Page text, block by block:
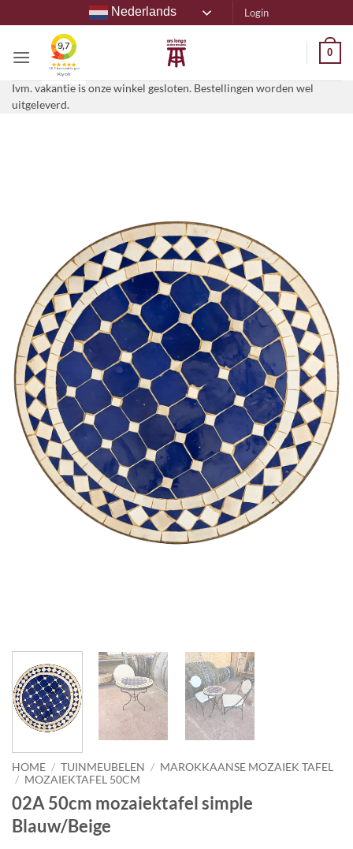
naar
inhoud
Nederlands Login
0
Ivm. vakantie is onze winkel gesloten. Bestellingen worden wel
uitgeleverd.
HOME / TUINMEUBELEN / MAROKKAANSE MOZAIEK TAFEL
/ MOZAIEKTAFEL 50CM
02A 50cm mozaiektafel simple
Blauw/Beige